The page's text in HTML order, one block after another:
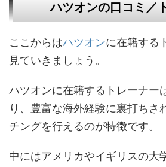
ハツオンの口コミ／
ここからはハツオンに在籍する
見ていきましょう。
ハツオンに在籍するトレーナー
り、豊富な海外経験に裏打ちさ
チングを行えるのが特徴です。
中にはアメリカやイギリスの大